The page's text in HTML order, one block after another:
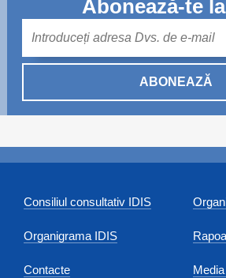
Abonează-te
ABONEAZĂ
Consiliul consultativ IDIS
Organigrama IDIS
Contacte